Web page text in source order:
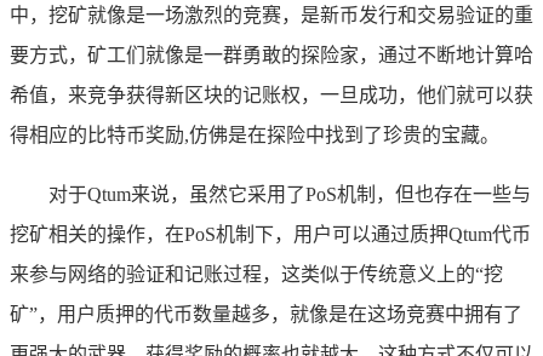
中，挖矿就像是一场激烈的竞赛，是新币发行和交易验证的重
要方式，矿工们就像是一群勇敢的探险家，通过不断地计算哈
希值，来竞争获得新区块的记账权，一旦成功，他们就可以获
得相应的比特币奖励,仿佛是在探险中找到了珍贵的宝藏。
对于Qtum来说，虽然它采用了PoS机制，但也存在一些与
挖矿相关的操作，在PoS机制下，用户可以通过质押Qtum代币
来参与网络的验证和记账过程，这类似于传统意义上的“挖
矿”，用户质押的代币数量越多，就像是在这场竞赛中拥有了